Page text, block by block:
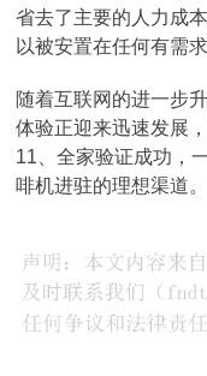
省去了主要的人力成
以被安置在任何有需
随着互联网的进一步
体验正迎来迅速发展
11、全家验证成功，
啡机进驻的理想渠道。